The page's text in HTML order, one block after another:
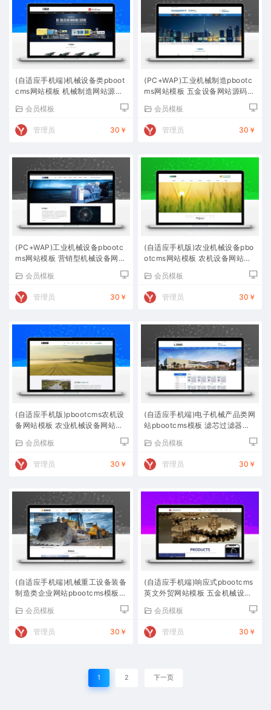
(自适应手机端)机械设备类pboot
cms网站模板 机械制造网站源码
会员模板
管理员 30￥
(PC+WAP)工业机械制造pbootc
ms网站模板 五金设备网站源码下
会员模板
管理员 30￥
(PC+WAP)工业机械设备pbootc
ms网站模板 营销型机械设备网站
会员模板
管理员 30￥
(自适应手机版)农业机械设备pbo
otcms网站模板 农机设备网站源
会员模板
管理员 30￥
(自适应手机版)pbootcms农机设
备网站模板 农业机械设备网站源
会员模板
管理员 30￥
(自适应手机端)电子机械产品类网
站pbootcms模板 滤芯过滤器网
会员模板
管理员 30￥
(自适应手机端)机械重工设备装备
制造类企业网站pbootcms模板
会员模板
管理员 30￥
(自适应手机端)响应式pbootcms
英文外贸网站模板 五金机械设备
会员模板
管理员 30￥
1 2 下一页